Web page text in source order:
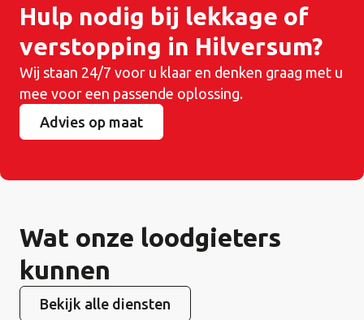
Hulp nodig bij lekkage of
verstopping in Hilversum?
Wij staan 24/7 voor u klaar en denken graag met u
mee voor een passende oplossing.
Advies op maat
Wat onze loodgieters
kunnen
Bekijk alle diensten